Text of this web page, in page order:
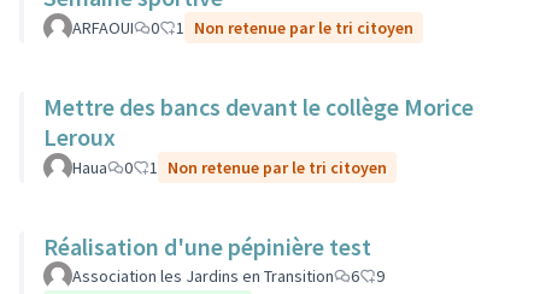
ARFAOUI 0 1 Non retenue par le tri citoyen
Mettre des bancs devant le collège Morice
Leroux
Haua 0 1 Non retenue par le tri citoyen
Réalisation d'une pépinière test
Association les Jardins en Transition 6
9